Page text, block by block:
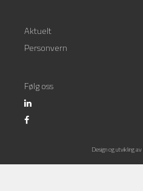
Aktuelt
Personvern
Følg oss
Design og utvikling av